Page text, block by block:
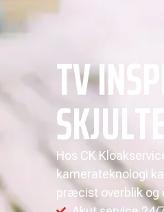
TV
Hos CK
kamerateknologi
præcist overblik og